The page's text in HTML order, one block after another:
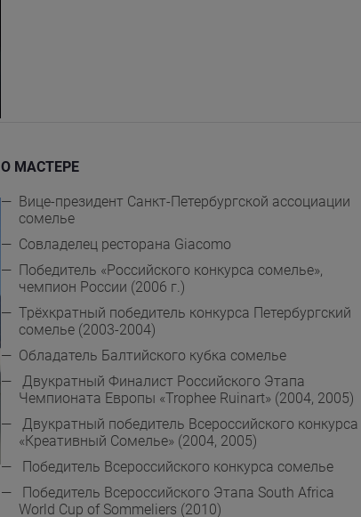
О МАСТЕРЕ
Вице-президент Санкт-Петербургской ассоциации
сомелье
Совладелец ресторана Giacomo
Победитель «Российского конкурса сомелье»,
чемпион России (2006 г.)
Трёхкратный победитель конкурса Петербургский
сомелье (2003-2004)
Обладатель Балтийского кубка сомелье
Двукратный Финалист Российского Этапа
Чемпионата Европы «Trophee Ruinart» (2004, 2005)
Двукратный победитель Всероссийского конкурса
«Креативный Сомелье» (2004, 2005)
Победитель Всероссийского конкурса сомелье
Победитель Всероссийского Этапа South Africa
World Cup of Sommeliers (2010)